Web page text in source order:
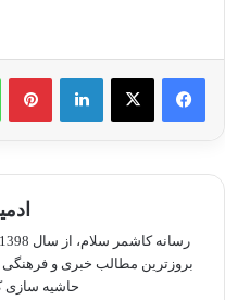
لینکدین
بروزترین مطالب خبری و
حاشیه سازی